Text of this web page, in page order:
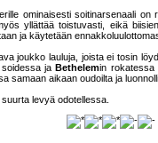
ominaisesti soitinarsenaali
yllättää toistuvasti, eikä
ja käytetään
joukko lauluja, joista ei tosin
ja Bethelemin rokatessa
samaan aikaan oudoilta ja
levyä odotellessa.